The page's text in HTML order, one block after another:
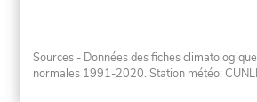
Sources - Données des fiches
normales 1991-2020. Station météo: